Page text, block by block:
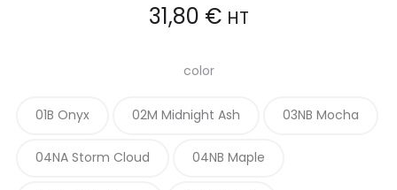
31,80 € HT
color
01B Onyx 02M Midnight Ash 03NB Mocha
04NA Storm Cloud 04NB Maple